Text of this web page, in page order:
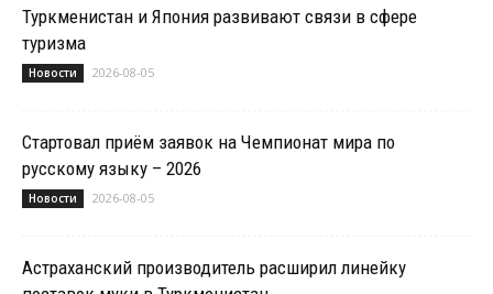
Туркменистан и Япония развивают связи в сфере
туризма
Новости 2026-08-05
Стартовал приём заявок на Чемпионат мира по
русскому языку – 2026
Новости 2026-08-05
Астраханский производитель расширил линейку